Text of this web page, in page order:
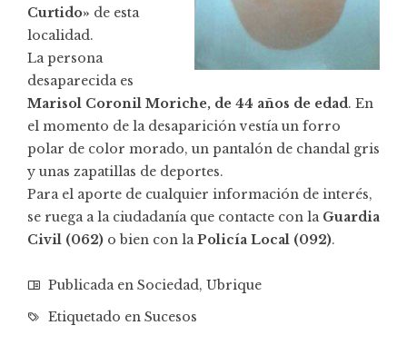
Curtido» de esta
localidad.
La persona
desaparecida es
Marisol Coronil Moriche, de 44 años de edad. En
el momento de la desaparición vestía un forro
polar de color morado, un pantalón de chandal gris
y unas zapatillas de deportes.
Para el aporte de cualquier información de interés,
se ruega a la ciudadanía que contacte con la Guardia
Civil (062) o bien con laPolicía Local (092).
Publicada en Sociedad, Ubrique
Etiquetado en Sucesos